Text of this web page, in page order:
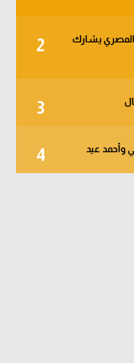
2
دور الـ 32.. والثلاثي المصري يشارك
3
4 وأحمد عيد